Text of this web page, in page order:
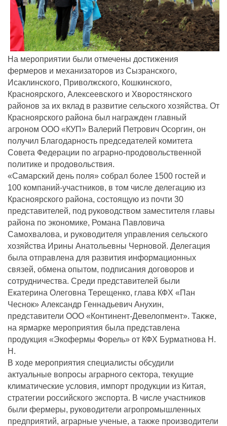
На мероприятии были отмечены достижения
фермеров и механизаторов из Сызранского,
Исаклинского, Приволжского, Кошкинского,
Красноярского, Алексеевского и Хворостянского
районов за их вклад в развитие сельского хозяйства. От
Красноярского района был награжден главный
агроном ООО «КУП» Валерий Петрович Осоргин, он
получил Благодарность председателей комитета
Совета Федерации по аграрно-продовольственной
политике и продовольствия.
«Самарский день поля» собрал более 1500 гостей и
100 компаний-участников, в том числе делегацию из
Красноярского района, состоящую из почти 30
представителей, под руководством заместителя главы
района по экономике, Романа Павловича
Самохвалова, и руководителя управления сельского
хозяйства Ирины Анатольевны Черновой. Делегация
была отправлена для развития информационных
связей, обмена опытом, подписания договоров и
сотрудничества. Среди представителей были
Екатерина Олеговна Терещенко, глава КФХ «Пан
Чеснок» Александр Геннадьевич Анухин,
представители ООО «Континент-Девелопмент». Также,
на ярмарке мероприятия была представлена
продукция «Экофермы Форель» от КФХ Бурматнова Н.
Н.
В ходе мероприятия специалисты обсудили
актуальные вопросы аграрного сектора, текущие
климатические условия, импорт продукции из Китая,
стратегии российского экспорта. В числе участников
были фермеры, руководители агропромышленных
предприятий, аграрные ученые, а также производители